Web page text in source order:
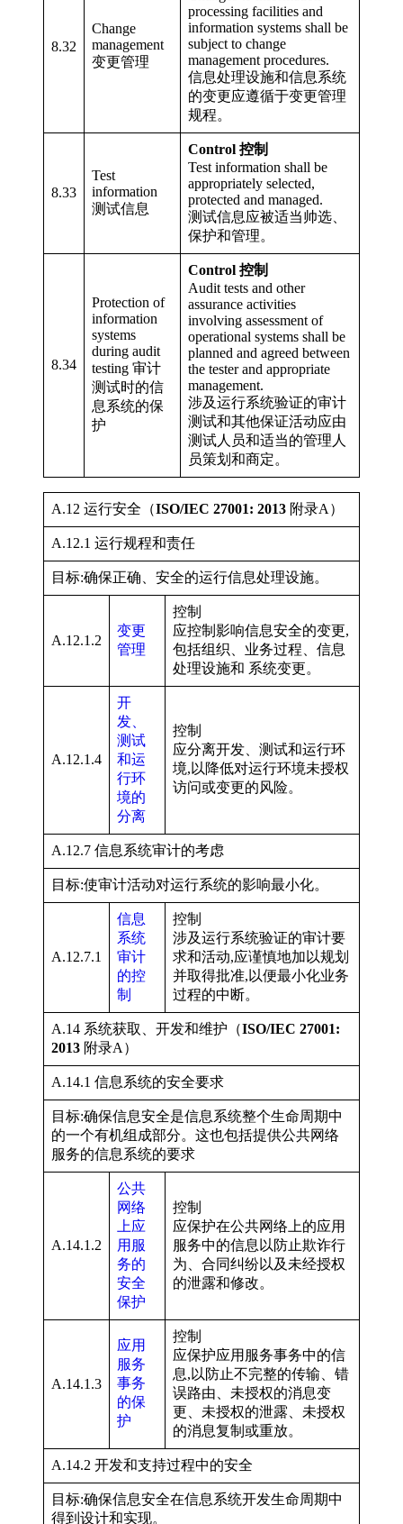
8.32
Change
management
变更管理
processing facilities and
information systems shall be
subject to change
management procedures.
信息处理设施和信息系统
的变更应遵循于变更管理
规程。
8.33
Test
information
测试信息
Control 控制
Test information shall be
appropriately selected,
protected and managed.
测试信息应被适当帅选、
保护和管理。
8.34
Protection of
information
systems
during audit
testing 审计
测试时的信
息系统的保
护
Control 控制
Audit tests and other
assurance activities
involving assessment of
operational systems shall be
planned and agreed between
the tester and appropriate
management.
涉及运行系统验证的审计
测试和其他保证活动应由
测试人员和适当的管理人
员策划和商定。
A.12 运行安全（ISO/IEC 27001: 2013 附录A）
A.12.1 运行规程和责任
目标:确保正确、安全的运行信息处理设施。
A.12.1.2
变更
管理
控制
应控制影响信息安全的变更,
包括组织、业务过程、信息
处理设施和 系统变更。
A.12.1.4
开
发、
测试
和运
行环
境的
分离
控制
应分离开发、测试和运行环
境,以降低对运行环境未授权
访问或变更的风险。
A.12.7 信息系统审计的考虑
目标:使审计活动对运行系统的影响最小化。
A.12.7.1
信息
系统
审计
的控
制
控制
涉及运行系统验证的审计要
求和活动,应谨慎地加以规划
并取得批准,以便最小化业务
过程的中断。
A.14 系统获取、开发和维护（ISO/IEC 27001:
2013 附录A）
A.14.1 信息系统的安全要求
目标:确保信息安全是信息系统整个生命周期中
的一个有机组成部分。这也包括提供公共网络
服务的信息系统的要求
A.14.1.2
公共
网络
上应
用服
务的
安全
保护
控制
应保护在公共网络上的应用
服务中的信息以防止欺诈行
为、合同纠纷以及未经授权
的泄露和修改。
A.14.1.3
应用
服务
事务
的保
护
控制
应保护应用服务事务中的信
息,以防止不完整的传输、错
误路由、未授权的消息变
更、未授权的泄露、未授权
的消息复制或重放。
A.14.2 开发和支持过程中的安全
目标:确保信息安全在信息系统开发生命周期中
得到设计和实现。